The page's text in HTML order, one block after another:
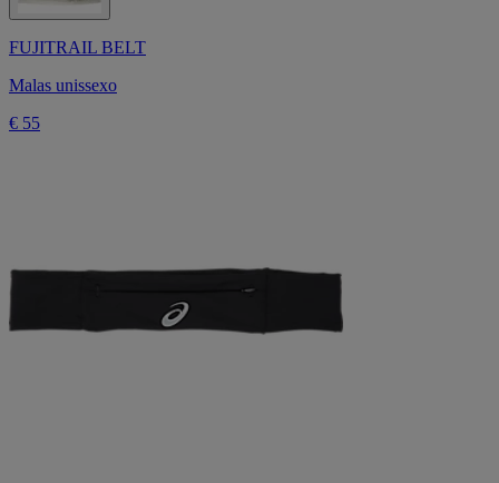
FUJITRAIL BELT
Malas unissexo
€ 55